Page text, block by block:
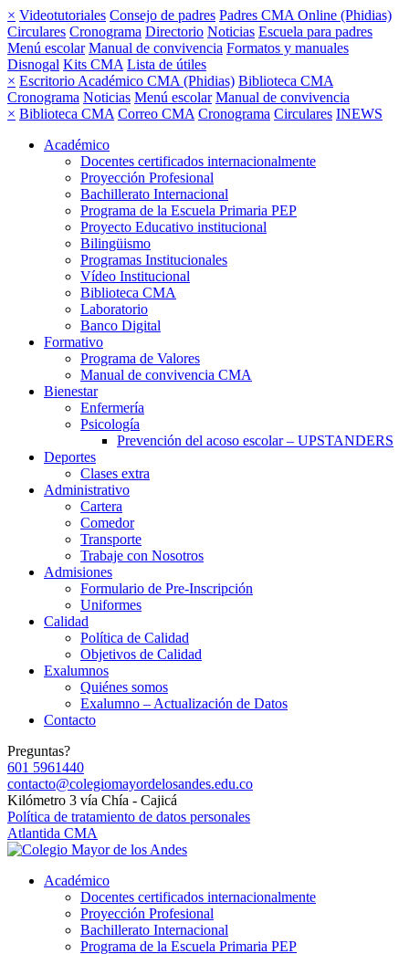
× Videotutoriales Consejo de padres Padres CMA Online (Phidias)
Circulares Cronograma Directorio Noticias Escuela para padres
Menú escolar Manual de convivencia Formatos y manuales
Disnogal Kits CMA Lista de útiles
× Escritorio Académico CMA (Phidias) Biblioteca CMA
Cronograma Noticias Menú escolar Manual de convivencia
× Biblioteca CMA Correo CMA Cronograma Circulares INEWS
Académico
Docentes certificados internacionalmente
Proyección Profesional
Bachillerato Internacional
Programa de la Escuela Primaria PEP
Proyecto Educativo institucional
Bilingüismo
Programas Institucionales
Vídeo Institucional
Biblioteca CMA
Laboratorio
Banco Digital
Formativo
Programa de Valores
Manual de convivencia CMA
Bienestar
Enfermería
Psicología
Prevención del acoso escolar – UPSTANDERS
Deportes
Clases extra
Administrativo
Cartera
Comedor
Transporte
Trabaje con Nosotros
Admisiones
Formulario de Pre-Inscripción
Uniformes
Calidad
Política de Calidad
Objetivos de Calidad
Exalumnos
Quiénes somos
Exalumno – Actualización de Datos
Contacto
Preguntas?
601 5961440
contacto@colegiomayordelosandes.edu.co
Kilómetro 3 vía Chía - Cajicá
Política de tratamiento de datos personales
Atlantida CMA
Académico
Docentes certificados internacionalmente
Proyección Profesional
Bachillerato Internacional
Programa de la Escuela Primaria PEP